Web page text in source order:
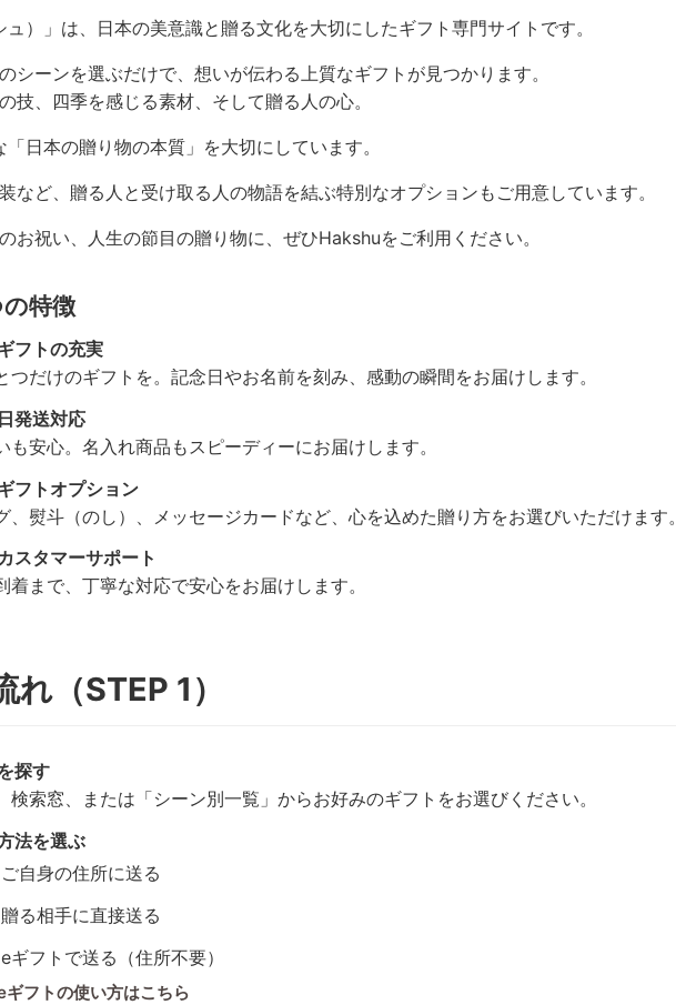
ュ）」は、日本の美意識と贈る文化を大切にしたギフト専門サイトです。
シーンを選ぶだけで、想いが伝わる上質なギフトが見つかります。
技、四季を感じる素材、そして贈る人の心。
日本の贈り物の本質」を大切にしています。
など、贈る人と受け取る人の物語を結ぶ特別なオプションもご用意しています。
お祝い、人生の節目の贈り物に、ぜひHakshuをご利用ください。
特徴
フトの充実
つだけのギフトを。記念日やお名前を刻み、感動の瞬間をお届けします。
発送対応
も安心。名入れ商品もスピーディーにお届けします。
フトオプション
、熨斗（のし）、メッセージカードなど、心を込めた贈り方をお選びいただけます。
スタマーサポート
着まで、丁寧な対応で安心をお届けします。
れ（STEP 1）
探す
検索窓、または「シーン別一覧」からお好みのギフトをお選びください。
法を選ぶ
ご自身の住所に送る
贈る相手に直接送る
eギフトで送る（住所不要）
ギフトの使い方はこちら